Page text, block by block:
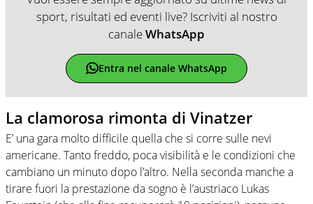
sport, risultati ed eventi live? Iscriviti al nostro
canaleWhatsApp
Entra nel canale WhatsApp
La clamorosa rimonta di Vinatzer
E’ una gara molto difficile quella che si corre sulle nevi
americane. Tanto freddo, poca visibilità e le condizioni che
cambiano un minuto dopo l’altro. Nella seconda manche a
tirare fuori la prestazione da sogno è l’austriaco Lukas